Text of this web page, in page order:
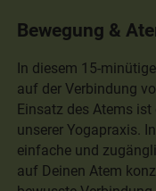
Bewegung &
In diesem 15-
auf der Verbindung
Einsatz des Atems
unserer Yogapraxis.
einfache und
auf Deinen Atem